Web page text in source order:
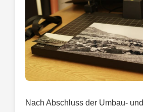
Nach Abschluss der Umbau- und